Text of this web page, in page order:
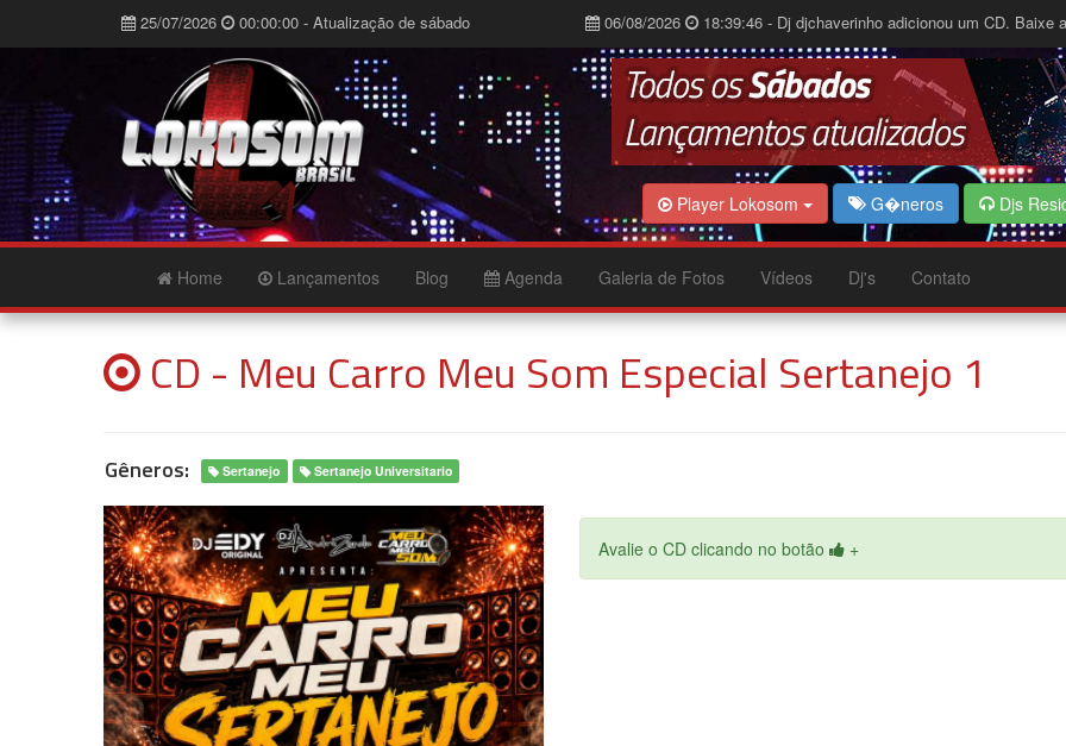
25/07/2026 00:00:00 - Atualização de sábado 06/08/2026 18:39:46 - Dj djchaverinho adicionou um CD. Baixe
Player Lokosom G�neros Djs
Home Lançamentos Blog Agenda Galeria de Fotos Vídeos Dj's Contato
CD - Meu Carro Meu Som Especial Sertanejo 1
Gêneros: Sertanejo Sertanejo Universitario
Avalie o CD clicando no botão +